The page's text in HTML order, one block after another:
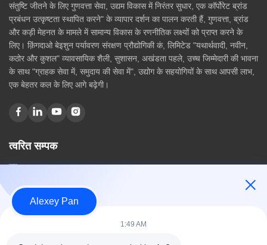
संतुष्टि जीतने के लिए गुणवत्ता सेवा, उद्यम विकास में निरंतर सुधार, एक कॉर्पोरेट ब्रांड
प्रबंधन उत्कृष्टता स्थापित करने" के व्यापार दर्शन का पालन करती हैं, गुणवत्ता, ब्रांड
और कड़ी मेहनत के मामले में सामान्य विकास के रणनीतिक लक्ष्यों को प्राप्त करने के
लिए। क़िंगदाओ बेइशुन पर्यावरण संरक्षण प्रौद्योगिकी कं, लिमिटेड "यथार्थवादी, नवीन,
कठोर और कुशल" व्यावसायिक शैली, सुशासन, अखंडता पहले, उच्च जिम्मेदारी की भावना
के साथ "ग्राहक सेवा में, समुदाय की सेवा में", उद्योग के सहयोगियों के साथ आपसी लाभ,
एक बेहतर कल के लिए आगे बढ़ेगी।
त्वरित सम्पक
घर
उत्पादों
संपर्क करें
Alexey Pan
1:49 AM